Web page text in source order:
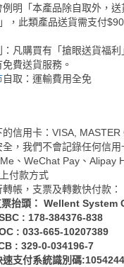
明「本產品除自取外，送
，此類產品送貨需支付
凡購買有「搶眼送貨福
費送貨服務。
自取：運輸費用全免
信用卡：VISA, MASTER
，我們不會記錄任何信用
、WeChat Pay、Alipay
付款方式
帳，支票及轉數快付款：
票抬頭： Wellent
: 178-384376-838
: 033-665-10207389
: 329-0-034196-7
速支付系統識別碼